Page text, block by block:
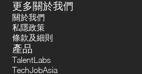
更多關於我們
關於我們
私隱政策
條款及細則
產品
TalentLabs
TechJobAsia